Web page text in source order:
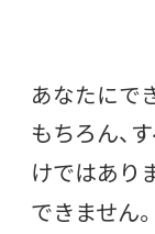
あなたにで
もちろん、
けではあり
できません